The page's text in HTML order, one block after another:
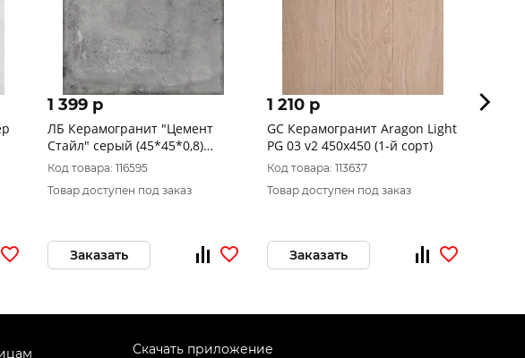
1 399 p
ЛБ Керамогранит "Цемент
Стайл" серый (45*45*0,8)
1сорт NEW
Код товара: 116595
Товар доступен под заказ
Заказать
1 210 p
GC Керамогранит Aragon Light
PG 03 v2 450х450 (1-й сорт)
Код товара: 113637
Товар доступен под заказ
Заказать
1
Скачать приложение